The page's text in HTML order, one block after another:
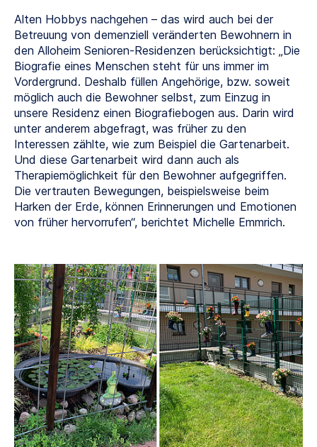
Alten Hobbys nachgehen – das wird auch bei der
Betreuung von demenziell veränderten Bewohnern in
den Alloheim Senioren-Residenzen berücksichtigt: „Die
Biografie eines Menschen steht für uns immer im
Vordergrund. Deshalb füllen Angehörige, bzw. soweit
möglich auch die Bewohner selbst, zum Einzug in
unsere Residenz einen Biografiebogen aus. Darin wird
unter anderem abgefragt, was früher zu den
Interessen zählte, wie zum Beispiel die Gartenarbeit.
Und diese Gartenarbeit wird dann auch als
Therapiemöglichkeit für den Bewohner aufgegriffen.
Die vertrauten Bewegungen, beispielsweise beim
Harken der Erde, können Erinnerungen und Emotionen
von früher hervorrufen“, berichtet Michelle Emmrich.